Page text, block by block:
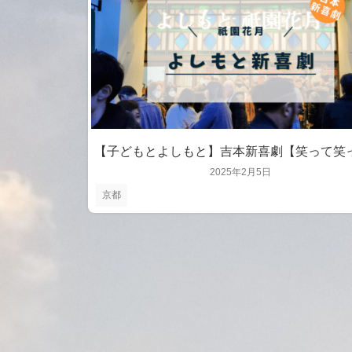
京都
2025年2月5日
【子どもとよしもと】吉本新喜劇【笑って笑